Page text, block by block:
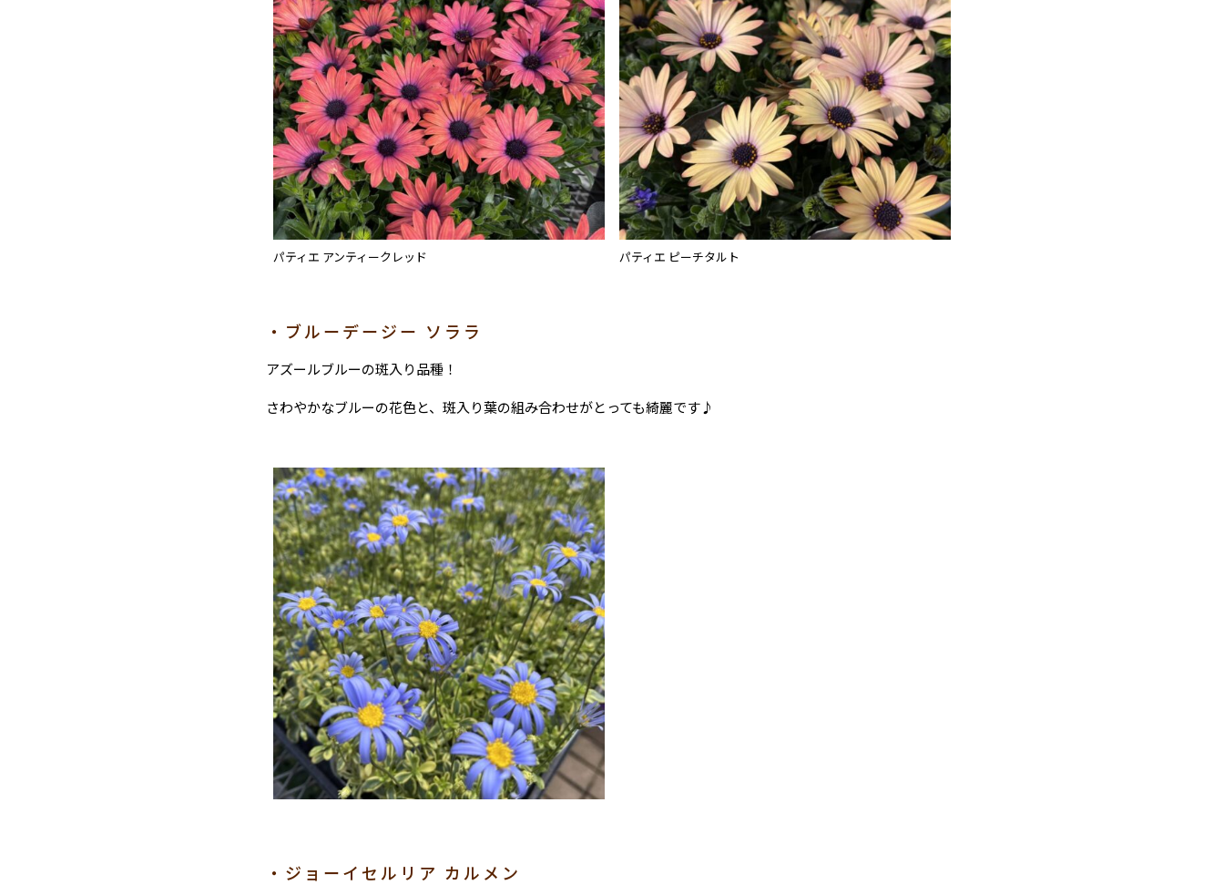
パティエ アンティークレッド パティエ ピーチタルト
・ブルーデージー ソララ
アズールブルーの斑入り品種！
さわやかなブルーの花色と、斑入り葉の組み合わせがとっても綺麗です♪
・ジョーイセルリア カルメン